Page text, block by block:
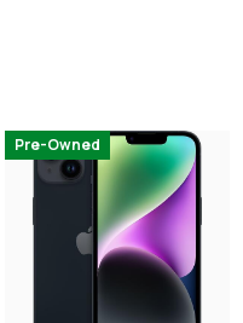
till oss så drar vi av
b993ab8d-5e08-5ab4-
Pre-Owned